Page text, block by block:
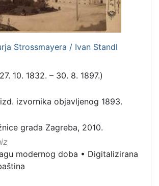
Strossmayera / Ivan Standl
10. 1832. – 30. 8. 1897.)
izvornika objavljenog 1893.
grada Zagreba, 2010.
modernog doba • Digitalizirana